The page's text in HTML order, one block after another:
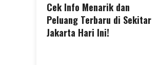
Cek Info Menarik dan
Peluang Terbaru di Sekitar
Jakarta Hari Ini!